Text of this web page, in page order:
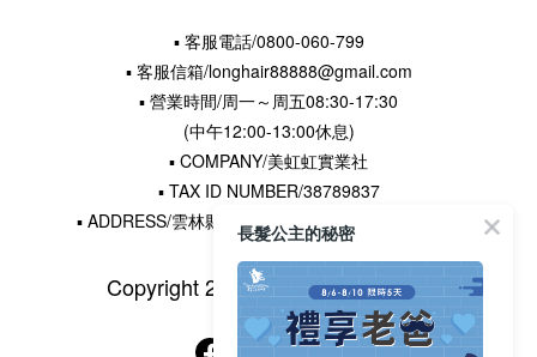
▪ 客服電話/0800-060-799
▪ 客服信箱/longhair88888@gmail.com
▪ 營業時間/周一～周五08:30-17:30
(中午12:00-13:00休息)
▪ COMPANY/美虹虹實業社
▪ TAX ID NUMBER/38789837
▪ ADDRESS/雲林縣水林鄉土厝村16鄰王厝寮22-5號
Copyright 2015 © 長髮公主的秘密
長髮公主的秘密